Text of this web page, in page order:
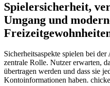
Spielersicherheit,
Umgang und
Sicherheitsaspekte spielen bei
zentrale Rolle. Nutzer erwarten,
übertragen werden und dass sie
Kontoinformationen haben.